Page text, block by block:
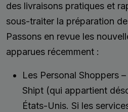
des livraisons pratiques et
sous-traiter la préparation
Passons en revue les
apparues récemment :
Les Personal Shoppers
Shipt (qui appartient
États-Unis. Si les